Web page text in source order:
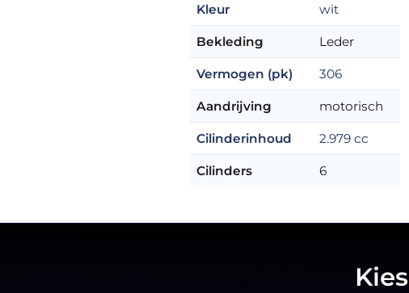
Kleur wit
Bekleding Leder
Vermogen (pk) 306
Aandrijving motorisch
Cilinderinhoud 2.979 cc
Cilinders 6